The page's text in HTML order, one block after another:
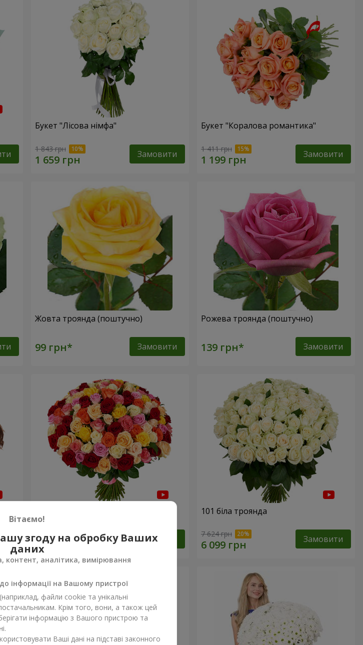
Букет "Лісова німфа"
1 843 грн Замовити
Букет "Коралова романтика"
1 411 грн Замовити
Жовта троянда (поштучно)
Замовити
Рожева троянда (поштучно)
Замовити
9 383 грн Замовити
101 біла троянда
7 624 грн Замовити
Вітаємо!
згоду на обробку Ваших
даних
контент, аналітика, вимірювання
інформації на Вашому пристрої
файли cookie та унікальні
Крім того, вони, а також цей
інформацію з Вашого пристрою та
Ваші дані на підставі законного